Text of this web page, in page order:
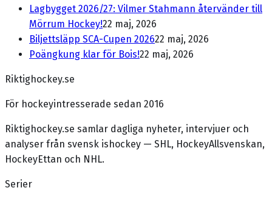
Lagbygget 2026/27: Vilmer Stahmann återvänder till
Mörrum Hockey!22 maj, 2026
Biljettsläpp SCA-Cupen 202622 maj, 2026
Poängkung klar för Bois!22 maj, 2026
Riktighockey.se
För hockeyintresserade sedan 2016
Riktighockey.se samlar dagliga nyheter, intervjuer och
analyser från svensk ishockey — SHL, HockeyAllsvenskan,
HockeyEttan och NHL.
Serier